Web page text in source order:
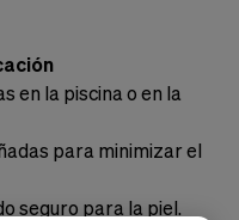
en la piscina o en la
para minimizar el
seguro para la piel.